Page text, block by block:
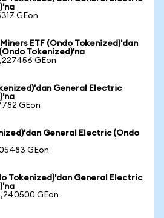
GEon
ETF (Ondo Tokenized)'dan
Tokenized)'na
GEon
General Electric
GEon
General Electric (Ondo
GEon
Tokenized)'dan General Electric
GEon